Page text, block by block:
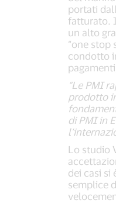
portati
fatturato.
un alto
“one stop
condotto
pagamenti
“Le PMI
prodotto
di PMI in
Lo studio
dei casi si
semplice